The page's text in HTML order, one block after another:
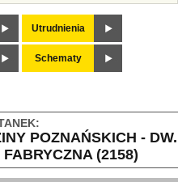
Utrudnienia
Schematy
POZNAŃSKICH - DW.
(2158)